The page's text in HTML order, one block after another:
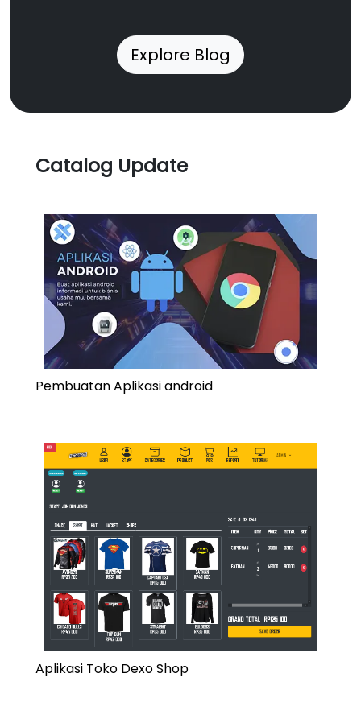
Explore Blog
Catalog Update
Pembuatan Aplikasi android
Aplikasi Toko Dexo Shop